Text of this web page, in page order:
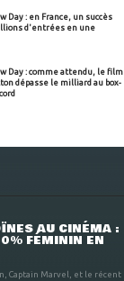
Day : en France, un succès
d'entrées en une
Day : comme attendu, le film
dépasse le milliard au box-
AU CINÉMA :
FÉMININ EN
Captain Marvel, et le récent